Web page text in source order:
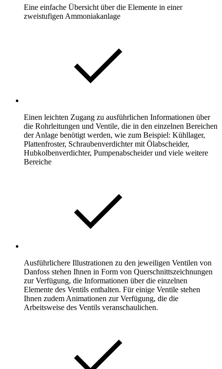
Eine einfache Übersicht über die Elemente in einer
zweistufigen Ammoniakanlage
Einen leichten Zugang zu ausführlichen Informationen über
die Rohrleitungen und Ventile, die in den einzelnen Bereichen
der Anlage benötigt werden, wie zum Beispiel: Kühllager,
Plattenfroster, Schraubenverdichter mit Ölabscheider,
Hubkolbenverdichter, Pumpenabscheider und viele weitere
Bereiche
Ausführlichere Illustrationen zu den jeweiligen Ventilen von
Danfoss stehen Ihnen in Form von Querschnittszeichnungen
zur Verfügung, die Informationen über die einzelnen
Elemente des Ventils enthalten. Für einige Ventile stehen
Ihnen zudem Animationen zur Verfügung, die die
Arbeitsweise des Ventils veranschaulichen.